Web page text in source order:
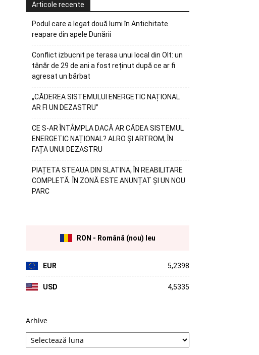
Articole recente
Podul care a legat două lumi în Antichitate
reapare din apele Dunării
Conflict izbucnit pe terasa unui local din Olt: un
tânăr de 29 de ani a fost reținut după ce ar fi
agresat un bărbat
„CĂDEREA SISTEMULUI ENERGETIC NAȚIONAL
AR FI UN DEZASTRU”
CE S-AR ÎNTÂMPLA DACĂ AR CĂDEA SISTEMUL
ENERGETIC NAȚIONAL? ALRO ȘI ARTROM, ÎN
FAȚA UNUI DEZASTRU
PIAȚETA STEAUA DIN SLATINA, ÎN REABILITARE
COMPLETĂ. ÎN ZONĂ ESTE ANUNȚAT ȘI UN NOU
PARC
RON - Română (nou) leu
EUR 5,2398
USD 4,5335
Arhive